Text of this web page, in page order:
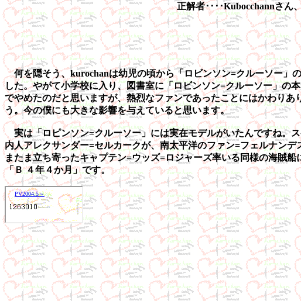
正解者････Kubocchannさ
何を隠そう、kurochanは幼児の頃から「ロビンソン=クルーソー」
した。やがて小学校に入り、図書室に「ロビンソン=クルーソー」の
でやめたのだと思いますが、熱烈なファンであったことにはかわり
う。今の僕にも大きな影響を与えていると思います。
実は「ロピンソン=クルーソー」には実在モデルがいたんですね。
内人アレクサンダー=セルカークが、南太平洋のファン=フェルナン
またま立ち寄ったキャプテン=ウッズ=ロジャーズ率いる同様の海賊
「Ｂ ４年４か月」です。